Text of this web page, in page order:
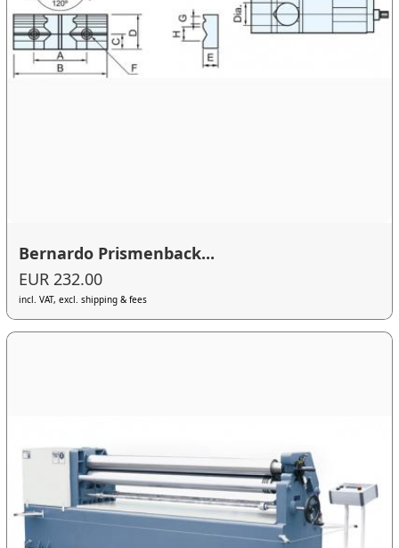
Bernardo Prismenback...
EUR 232.00
incl. VAT, excl. shipping & fees